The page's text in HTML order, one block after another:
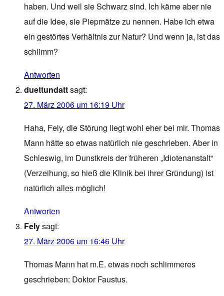
haben. Und weil sie Schwarz sind. Ich käme aber nie
auf die Idee, sie Piepmätze zu nennen. Habe ich etwa
ein gestörtes Verhältnis zur Natur? Und wenn ja, ist das
schlimm?
Antworten
duettundattsagt:
27. März 2006 um 16:19 Uhr
Haha, Fely, die Störung liegt wohl eher bei mir. Thomas
Mann hätte so etwas natürlich nie geschrieben. Aber in
Schleswig, im Dunstkreis der früheren „Idiotenanstalt“
(Verzeihung, so hieß die Klinik bei ihrer Gründung) ist
natürlich alles möglich!
Antworten
Felysagt:
27. März 2006 um 16:46 Uhr
Thomas Mann hat m.E. etwas noch schlimmeres
geschrieben: Doktor Faustus.